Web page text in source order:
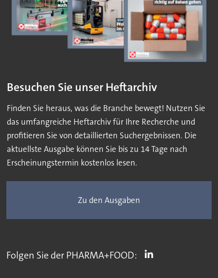
Besuchen Sie unser Heftarchiv
Finden Sie heraus, was die Branche bewegt! Nutzen Sie
das umfangreiche Heftarchiv für Ihre Recherche und
profitieren Sie von detaillierten Suchergebnissen. Die
aktuellste Ausgabe können Sie bis zu 14 Tage nach
Erscheinungstermin kostenlos lesen.
Zu den Ausgaben
Folgen Sie der PHARMA+FOOD: